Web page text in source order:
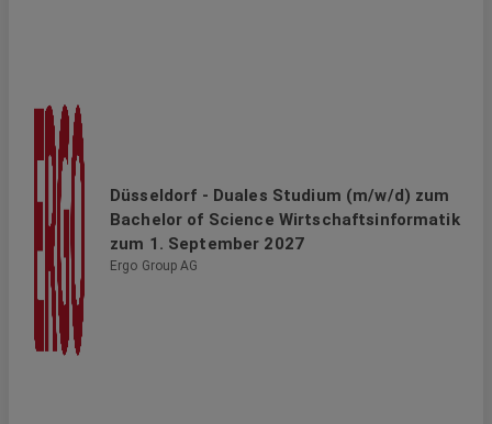
Düsseldorf - Duales Studium (m/w/d) zum
Bachelor of Science Wirtschaftsinformatik
zum 1. September 2027
Ergo Group AG